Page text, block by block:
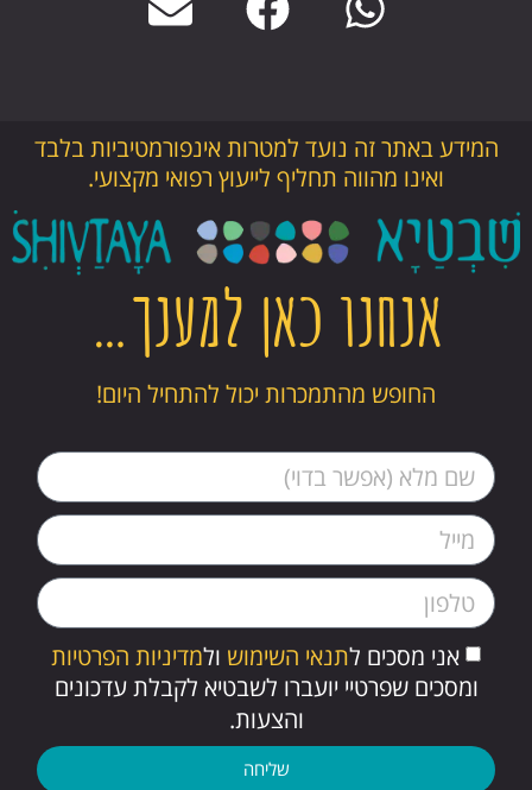
המידע באתר זה נועד למטרות אינפורמטיביות בלבד
ואינו מהווה תחליף לייעוץ רפואי מקצועי.
אנחנו כאן למענך…
החופש מהתמכרות יכול להתחיל היום!
אני מסכים לתנאי השימוש ולמדיניות הפרטיות
ומסכים שפרטיי יועברו לשבטיא לקבלת עדכונים
והצעות.
שליחה